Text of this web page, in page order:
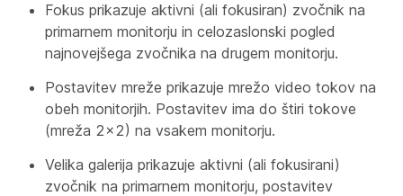
Fokus prikazuje aktivni (ali fokusiran) zvočnik na
primarnem monitorju in celozaslonski pogled
najnovejšega zvočnika na drugem monitorju.
Postavitev mreže prikazuje mrežo video tokov na
obeh monitorjih. Postavitev ima do štiri tokove
(mreža 2x2) na vsakem monitorju.
Velika galerija prikazuje aktivni (ali fokusirani)
zvočnik na primarnem monitorju, postavitev